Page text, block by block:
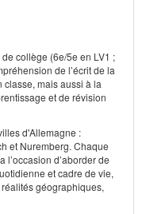
collège (6e/5e en LV1 ;
de l’écrit de la
mais aussi à la
et de révision
d'Allemagne :
et Nuremberg. Chaque
l’occasion d’aborder de
et cadre de vie,
géographiques,